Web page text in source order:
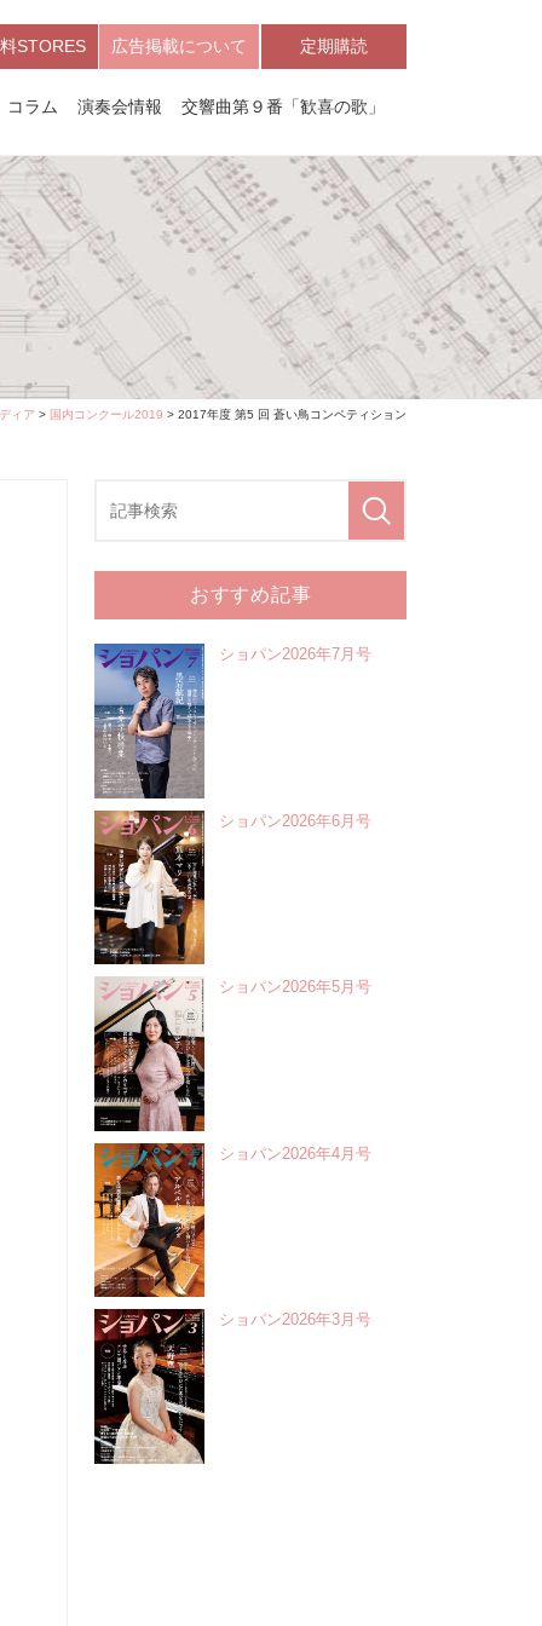
STORES 広告掲載について 定期購読
コラム 演奏会情報 交響曲第９番「歓喜の歌」
ィア > 国内コンクール2019 > 2017年度 第5 回 蒼い鳥コンペティション
おすすめ記事
ショパン2026年7月号
ショパン2026年6月号
ショパン2026年5月号
ショパン2026年4月号
ショパン2026年3月号